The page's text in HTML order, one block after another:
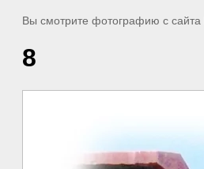
Вы смотрите фотографию с сайта
8